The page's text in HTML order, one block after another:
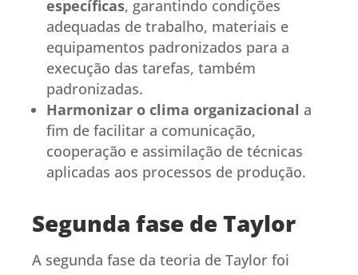
específicas, garantindo condições
adequadas de trabalho, materiais e
equipamentos padronizados para a
execução das tarefas, também
padronizadas.
Harmonizar o clima organizacional a
fim de facilitar a comunicação,
cooperação e assimilação de técnicas
aplicadas aos processos de produção.
Segunda fase de Taylor
A segunda fase da teoria de Taylor foi